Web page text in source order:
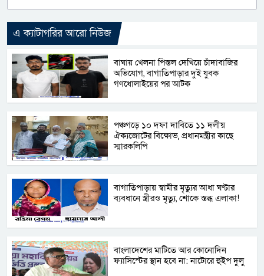
এ ক্যাটাগরির আরো নিউজ
বাঘায় খেলনা পিস্তল দেখিয়ে চাঁদাবাজির
অভিযোগ, বাগাতিপাড়ার দুই যুবক
গণধোলাইয়ের পর আটক
পঞ্চগড়ে ১০ দফা দাবিতে ১১ দলীয়
ঐক্যজোটের বিক্ষোভ, প্রধানমন্ত্রীর কাছে
স্মারকলিপি
বাগাতিপাড়ায় স্বামীর মৃত্যুর আধা ঘণ্টার
ব্যবধানে স্ত্রীরও মৃত্যু, শোকে স্তব্ধ এলাকা!
বাংলাদেশের মাটিতে আর কোনোদিন
ফ্যাসিস্টের স্থান হবে না: নাটোরে হুইপ দুলু